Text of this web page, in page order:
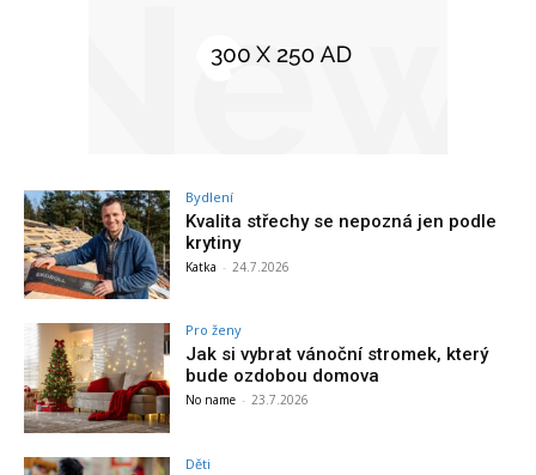
Bydlení
Kvalita střechy se nepozná jen podle
krytiny
Katka - 24.7.2026
Pro ženy
Jak si vybrat vánoční stromek, který
bude ozdobou domova
No name - 23.7.2026
Děti